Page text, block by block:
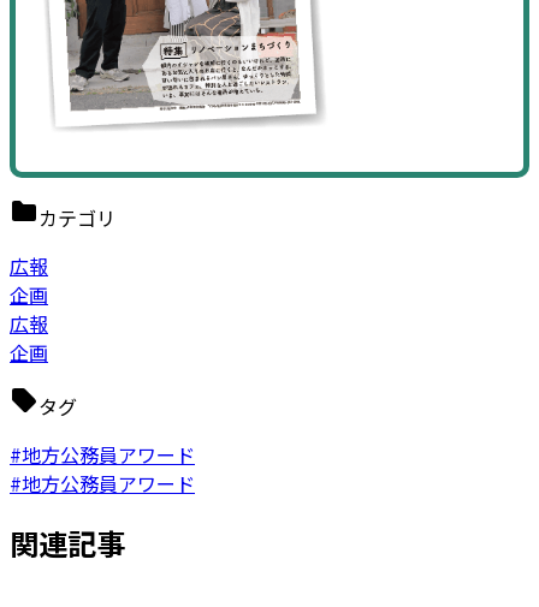
カテゴリ
広報
企画
広報
企画
タグ
#地方公務員アワード
#地方公務員アワード
関連記事